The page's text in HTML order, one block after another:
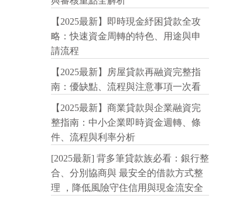
【2025最新】即時現金紓困貸款全攻
略：快速資金周轉的特色、用途與申
請流程
【2025最新】房屋貸款再融資完整指
南：優缺點、流程與注意事項一次看
【2025最新】商業貸款與企業融資完
整指南：中小企業即時資金週轉、條
件、流程與利率分析
[2025最新] 背多筆貸款族必看：銀行整
合、分別協商與 最安全的借款方式整
理 ，降低風險守住信用與現金流安全